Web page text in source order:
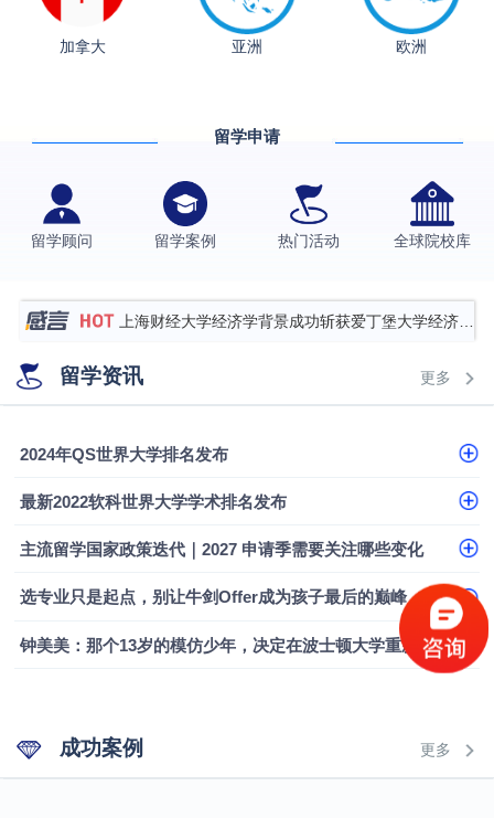
加拿大 亚洲 欧洲
留学申请
留学顾问 留学案例 热门活动 全球院校库
格拉斯哥大学国际商务硕士录取案例
伯明翰大学数字媒体与创意产业硕士录取案例
Offer
上海财经大学经济学背景成功斩获爱丁堡大学经济学
融会计硕士实录
​恭喜Z同学荣获剑桥大学录取
留学资讯 更多
2024年QS世界大学排名发布
最新2022软科世界大学学术排名发布
主流留学国家政策迭代｜2027 申请季需要关注哪些变化
选专业只是起点，别让牛剑Offer成为孩子最后的巅峰
钟美美：那个13岁的模仿少年，决定在波士顿大学重新定义自己
成功案例 更多